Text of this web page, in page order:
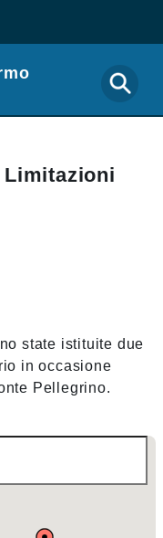
state istituite due
in occasione
Pellegrino.